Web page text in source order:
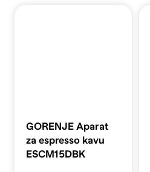
GORENJE Aparat
za espresso kavu
ESCM15DBK